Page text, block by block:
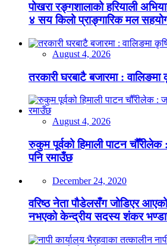
पोखरा रङ्गशालाको हरियाली
४ सय किलो प्राङ्गारिक मल
August 4, 2026
तरकारी घरबाटै बजारमा :
August 4, 2026
रुकुम पूर्वको हिमाली पाटन
पनि रमाउँछ
December 24, 2020
वरिष्ठ नेता पौडेलसँग जोडिएर
नभएको केन्द्रीय सदस्य शंकर